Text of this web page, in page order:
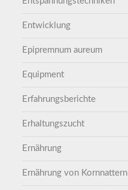
Entwicklung
Epipremnum aureum
Equipment
Erfahrungsberichte
Erhaltungszucht
Ernährung
Ernährung von Kornnattern